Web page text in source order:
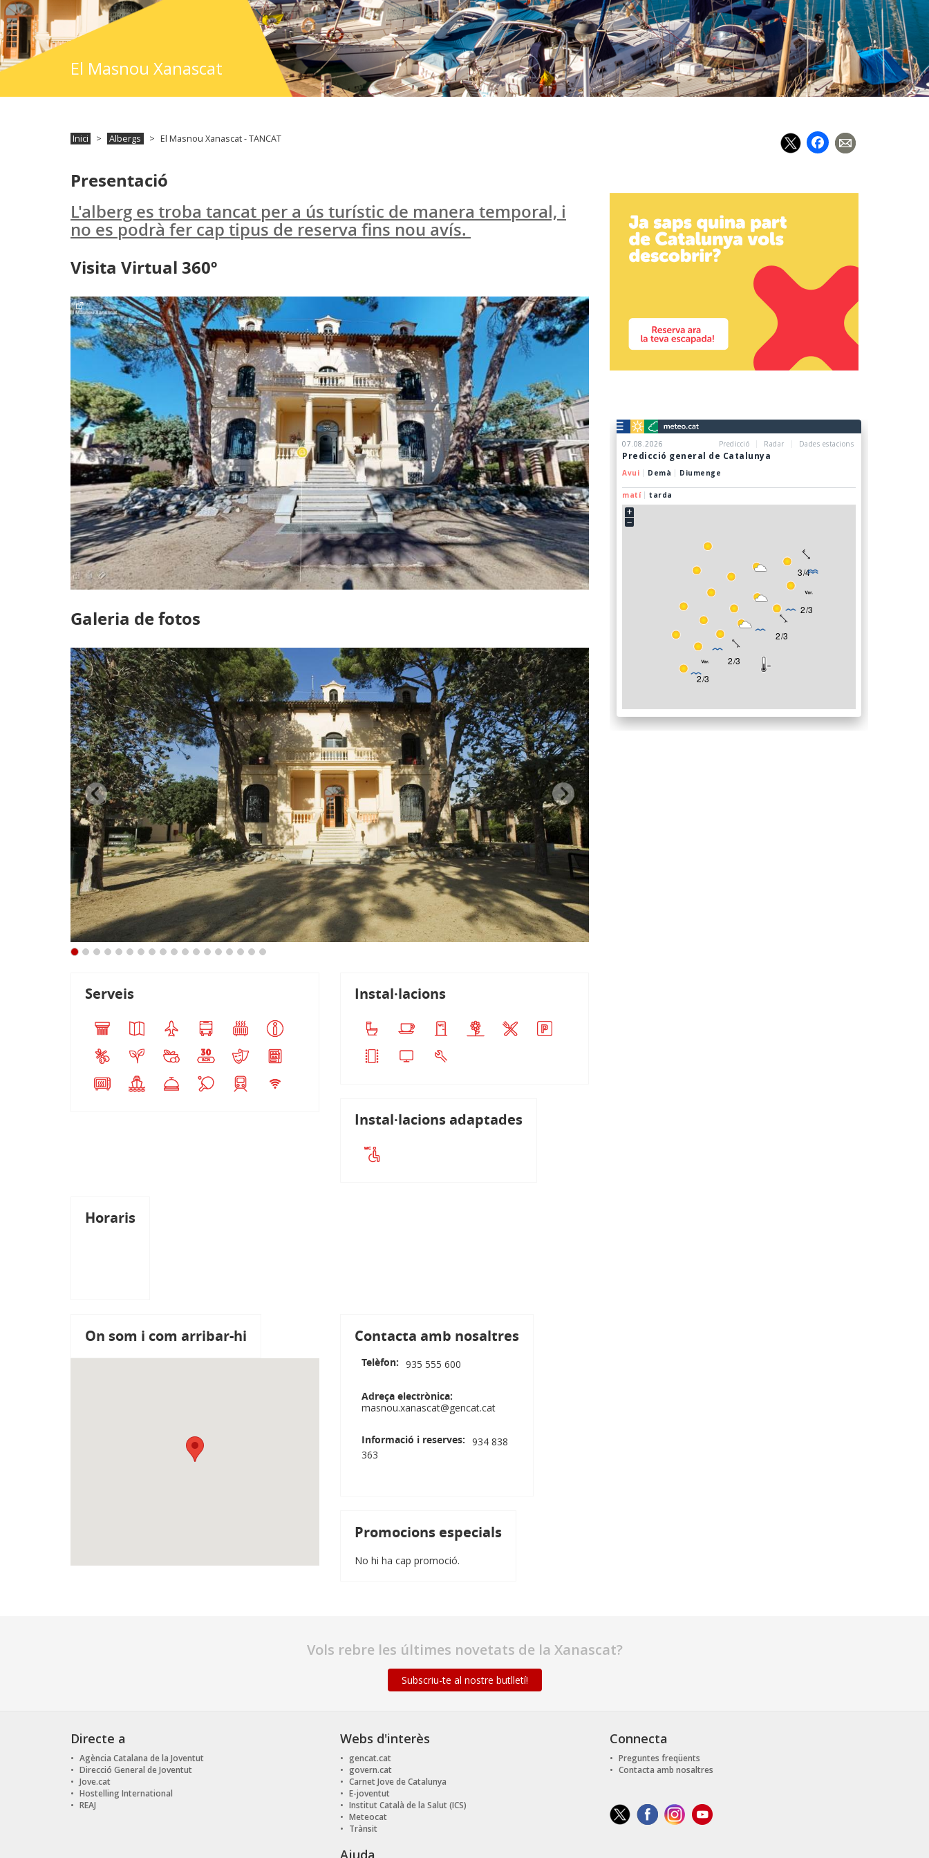
El Masnou Xanascat
Inici Albergs El Masnou Xanascat - TANCAT Facebook
Presentació
L'alberg es troba tancat per a ús turístic de manera temporal, i
no es podrà fer cap tipus de reserva fins nou avís.
Visita Virtual 360º
Galeria de fotos
Serveis Instal·lacions
Instal·lacions adaptades
Horaris
On som i com arribar-hi Contacta amb nosaltres
Telèfon 935 555 600
Adreça electrònica
masnou.xanascat@gencat.cat
Informació i reserves
934 838
363
Promocions especials
No hi ha cap promoció.
Vols rebre les últimes novetats de la Xanascat?
Subscriu-te al nostre butlletí!
Directe a
Agència Catalana de la Joventut
Direcció General de Joventut
Jove.cat
Hostelling International
REAJ
Webs d'interès
gencat.cat
govern.cat
Carnet Jove de Catalunya
E-joventut
Institut Català de la Salut (ICS)
Meteocat
Trànsit
Ajuda
Connecta
Preguntes freqüents
Contacta amb nosaltres